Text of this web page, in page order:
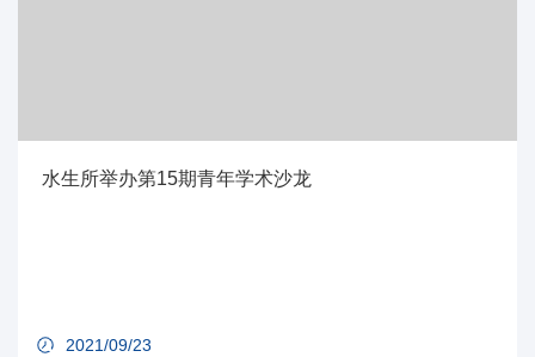
水生所举办第15期青年学术沙龙
2021/09/23